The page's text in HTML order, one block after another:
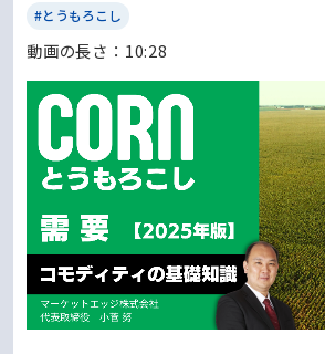
#とうもろこし
動画の⻑さ：10:28